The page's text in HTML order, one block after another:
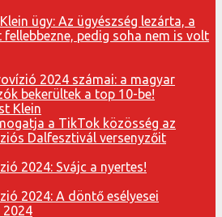
ügy: Az ügyészség lezárta, a
fellebbezne, pedig soha nem is volt
2024 számai: a magyar
bekerültek a top 10-be!
a TikTok közösség az
Dalfesztivál versenyzőit
2024: Svájc a nyertes!
2024: A döntő esélyesei